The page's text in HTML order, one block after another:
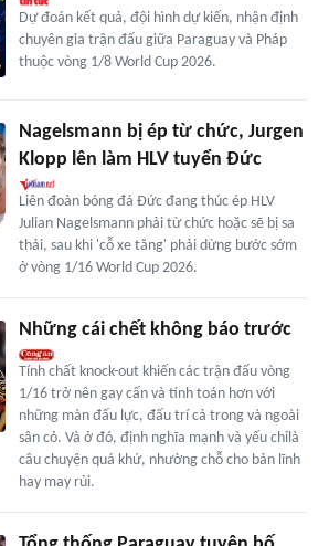
Dự đoán kết quả, đội hình dự kiến, nhận định
chuyên gia trận đấu giữa Paraguay và Pháp
thuộc vòng 1/8 World Cup 2026.
Nagelsmann bị ép từ chức, Jurgen
Klopp lên làm HLV tuyển Đức
Liên đoàn bóng đá Đức đang thúc ép HLV
Julian Nagelsmann phải từ chức hoặc sẽ bị sa
thải, sau khi 'cỗ xe tăng' phải dừng bước sớm
ở vòng 1/16 World Cup 2026.
Những cái chết không báo trước
Tính chất knock-out khiến các trận đấu vòng
1/16 trở nên gay cấn và tính toán hơn với
những màn đấu lực, đấu trí cả trong và ngoài
sân cỏ. Và ở đó, định nghĩa mạnh và yếu chỉlà
câu chuyện quá khứ, nhường chỗ cho bản lĩnh
hay may rủi.